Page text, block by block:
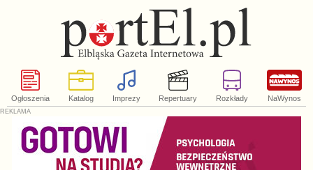
Ogłoszenia Katalog Imprezy Repertuary Rozkłady NaWynos